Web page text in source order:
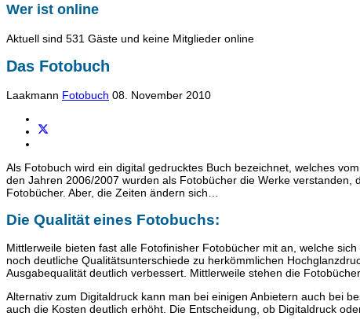
Wer ist online
Aktuell sind 531 Gäste und keine Mitglieder online
Das Fotobuch
Laakmann Fotobuch 08. November 2010
Als Fotobuch wird ein digital gedrucktes Buch bezeichnet, welches
den Jahren 2006/2007 wurden als Fotobücher die Werke
Fotobücher. Aber, die Zeiten ändern sich…
Die Qualität eines Fotobuchs:
Mittlerweile bieten fast alle Fotofinisher Fotobücher mit an, welche
noch deutliche Qualitätsunterschiede zu herkömmlichen
Ausgabequalität deutlich verbessert. Mittlerweile stehen die
Alternativ zum Digitaldruck kann man bei einigen Anbietern auch bei
auch die Kosten deutlich erhöht. Die Entscheidung, ob Digitaldruck